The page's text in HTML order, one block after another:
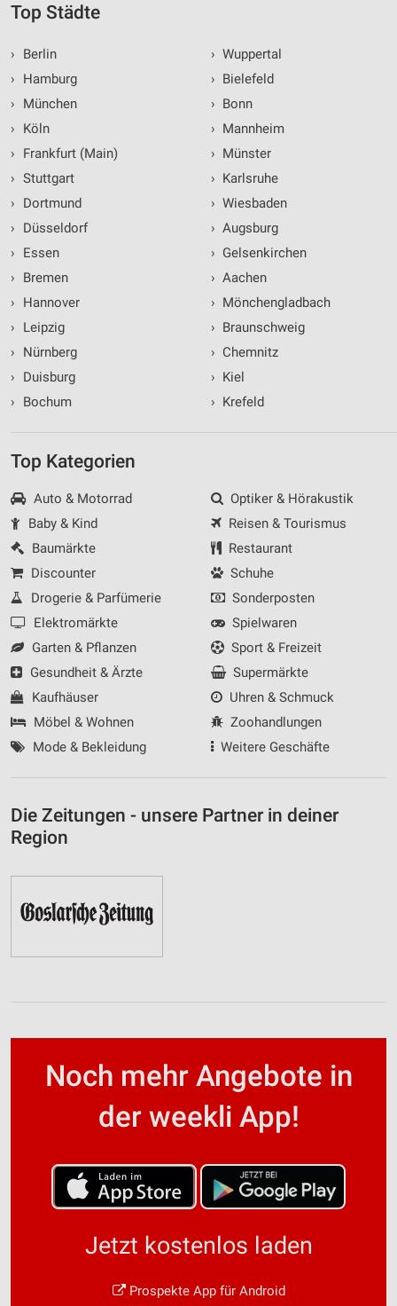
Top Städte
›
Berlin
›
Hamburg
›
München
›
Köln
›
Frankfurt (Main)
› Stuttgart
›
Dortmund
›
Düsseldorf
›
Essen
›
Bremen
›
Hannover
›
Leipzig
›
Nürnberg
›
Duisburg
›
Bochum
› Wuppertal
› Bielefeld
› Bonn
› Mannheim
› Münster
› Karlsruhe
› Wiesbaden
› Augsburg
› Gelsenkirchen
› Aachen
› Mönchengladbach
› Braunschweig
› Chemnitz
› Kiel
› Krefeld
Top Kategorien
Auto & Motorrad
Baby & Kind
Baumärkte
Discounter
Drogerie & Parfümerie
Elektromärkte
Garten & Pflanzen
Gesundheit & Ärzte
Kaufhäuser
Möbel & Wohnen
Mode & Bekleidung
Optiker & Hörakustik
Reisen & Tourismus
Restaurant
Schuhe
Sonderposten
Spielwaren
Sport & Freizeit
Supermärkte
Uhren & Schmuck
Zoohandlungen
Weitere Geschäfte
Die Zeitungen - unsere Partner in deiner
Region
Noch mehr Angebote in
der weekli App!
Jetzt kostenlos laden
Prospekte App für Android